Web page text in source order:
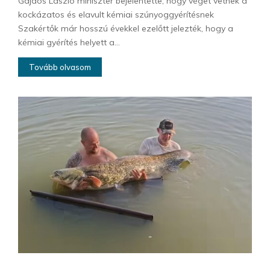
kockázatos és elavult kémiai szúnyoggyérítésnek
Szakértők már hosszú évekkel ezelőtt jelezték, hogy a
kémiai gyérítés helyett a...
Tovább olvasom